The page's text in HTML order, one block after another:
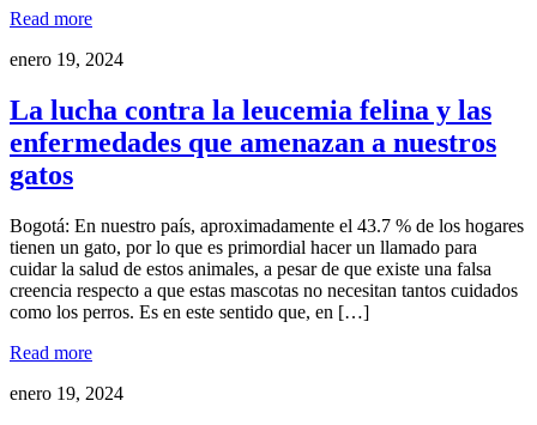
Read more
enero 19, 2024
La lucha contra la leucemia felina y las
enfermedades que amenazan a nuestros
gatos
Bogotá: En nuestro país, aproximadamente el 43.7 % de los hogares
tienen un gato, por lo que es primordial hacer un llamado para
cuidar la salud de estos animales, a pesar de que existe una falsa
creencia respecto a que estas mascotas no necesitan tantos cuidados
como los perros. Es en este sentido que, en […]
Read more
enero 19, 2024